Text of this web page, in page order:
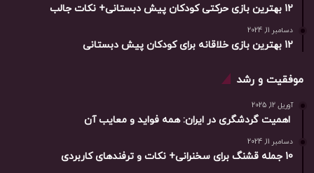
12 بهترین بازی حرکتی کودکان پیش دبستانی+ نکات جالب
دسامبر 11, 2024
12 بهترین بازی خلاقانه برای کودکان پیش دبستانی
موفقیت و رشد
آوریل 12, 2025
اهمیت گردشگری در ایران: همه فواید و معایب آن
دسامبر 11, 2024
10 جمله قشنگ برای سخنرانی+ نکات و ترفندهای کاربردی